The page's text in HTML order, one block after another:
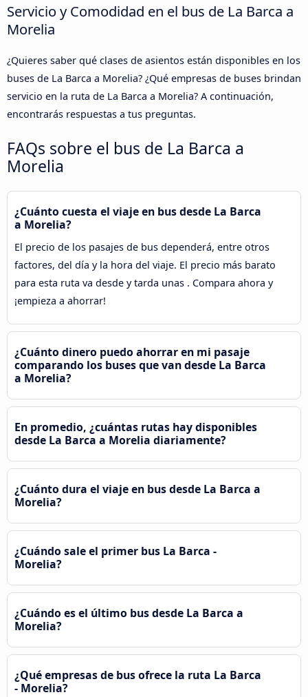
Servicio y Comodidad en el bus de La Barca a
Morelia
¿Quieres saber qué clases de asientos están disponibles en los
buses de La Barca a Morelia? ¿Qué empresas de buses brindan
servicio en la ruta de La Barca a Morelia? A continuación,
encontrarás respuestas a tus preguntas.
FAQs sobre el bus de La Barca a
Morelia
¿Cuánto cuesta el viaje en bus desde La Barca
a Morelia?
El precio de los pasajes de bus dependerá, entre otros
factores, del día y la hora del viaje. El precio más barato
para esta ruta va desde y tarda unas . Compara ahora y
¡empieza a ahorrar!
¿Cuánto dinero puedo ahorrar en mi pasaje
comparando los buses que van desde La Barca
a Morelia?
En promedio, ¿cuántas rutas hay disponibles
desde La Barca a Morelia diariamente?
¿Cuánto dura el viaje en bus desde La Barca a
Morelia?
¿Cuándo sale el primer bus La Barca -
Morelia?
¿Cuándo es el último bus desde La Barca a
Morelia?
¿Qué empresas de bus ofrece la ruta La Barca
- Morelia?